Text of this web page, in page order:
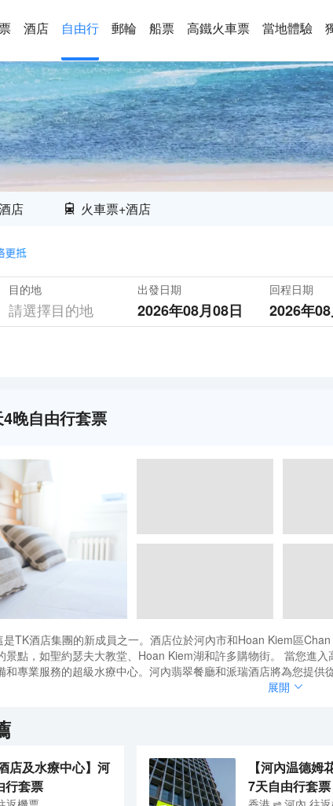
酒店 自由行 郵輪 船票 高鐵火車票 當地體驗
店 火車票+酒店
目的地 出發日期
2026年08月08日
回程日期
2026年
晚自由行套票
TK酒店集團的新成員之一。酒店位於河內市和Hoan Kiem區
點，如聖約瑟夫大教堂、Hoan Kiem湖和許多購物街。 當您進
專業服務的超級水療中心。河內翡翠餐廳和派瑞酒店將為您提
大家庭團體旅行還是僅僅是一個單獨的訪客。在尊貴的天鵝酒店
是TK酒店集團的新成員之一。酒店位於河內市和Hoan Kiem區
專業服務的超級水療中心。河內翡翠餐廳和派瑞酒店將為您提
大家庭團體旅行還是僅僅是一個單獨的訪客。在尊貴的天鵝酒店
展開
店及水療中心】河
行套票
【河內温德姆
7天自由行套票